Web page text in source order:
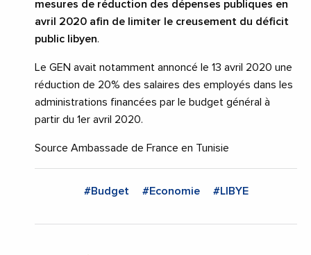
mesures de réduction des dépenses publiques en
avril 2020 afin de limiter le creusement du déficit
public libyen.
Le GEN avait notamment annoncé le 13 avril 2020 une
réduction de 20% des salaires des employés dans les
administrations financées par le budget général à
partir du 1er avril 2020.
Source Ambassade de France en Tunisie
#Budget #Economie #LIBYE